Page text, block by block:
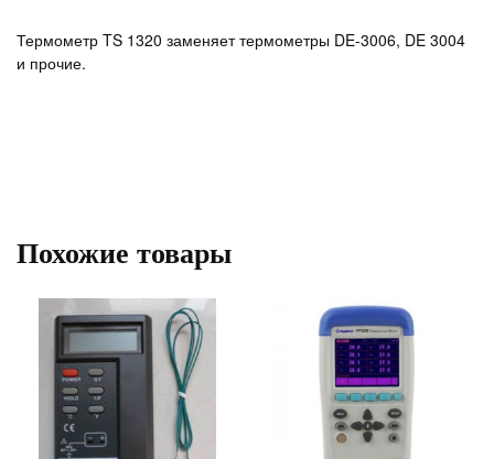
Термометр TS 1320 заменяет термометры DE-3006, DE 3004
и прочие.
Похожие товары